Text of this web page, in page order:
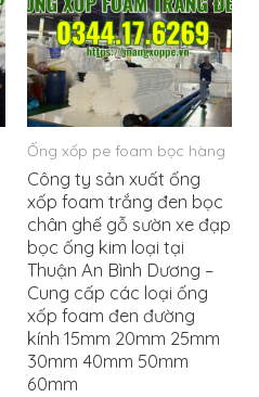
Ống xốp pe foam bọc hàng
Công ty sản xuất ống
xốp foam trắng đen bọc
chân ghế gỗ sườn xe đạp
bọc ống kim loại tại
Thuận An Bình Dương –
Cung cấp các loại ống
xốp foam đen đường
kính 15mm 20mm 25mm
30mm 40mm 50mm
60mm